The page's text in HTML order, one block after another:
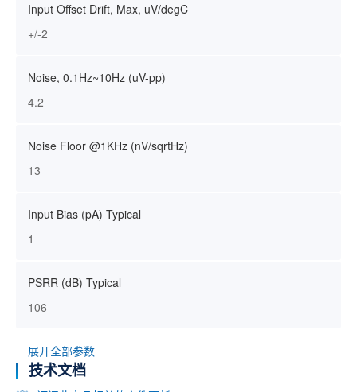
Input Offset Drift, Max, uV/degC
+/-2
Noise, 0.1Hz~10Hz (uV-pp)
4.2
Noise Floor @1KHz (nV/sqrtHz)
13
Input Bias (pA) Typical
1
PSRR (dB) Typical
106
展开全部参数
技术文档